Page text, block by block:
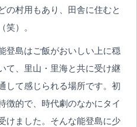
の村用もあり、田舎に住むと
笑）。
登島はご飯がおいしい上に穏
て、里山・里海と共に受け継
して感じられる場所です。初
徴的で、時代劇のなかにタイ
けました。そんな能登島に少